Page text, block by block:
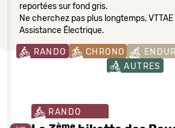
reportées sur fond gris.
Ne cherchez pas plus longtemps, VTTAE
Assistance Électrique.
RANDO CHRONO
AUTRES
RANDO